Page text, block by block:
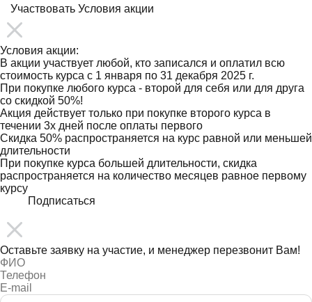
Участвовать Условия акции
Условия акции:
В акции участвует любой, кто записался и оплатил всю
стоимость курса с 1 января по 31 декабря 2025 г.
При покупке любого курса - второй для себя или для друга
со скидкой 50%!
Акция действует только при покупке второго курса в
течении 3х дней после оплаты первого
Скидка 50% распространяется на курс равной или меньшей
длительности
При покупке курса большей длительности, скидка
распространяется на количество месяцев равное первому
курсу
Подписаться
Оставьте заявку на участие, и менеджер перезвонит Вам!